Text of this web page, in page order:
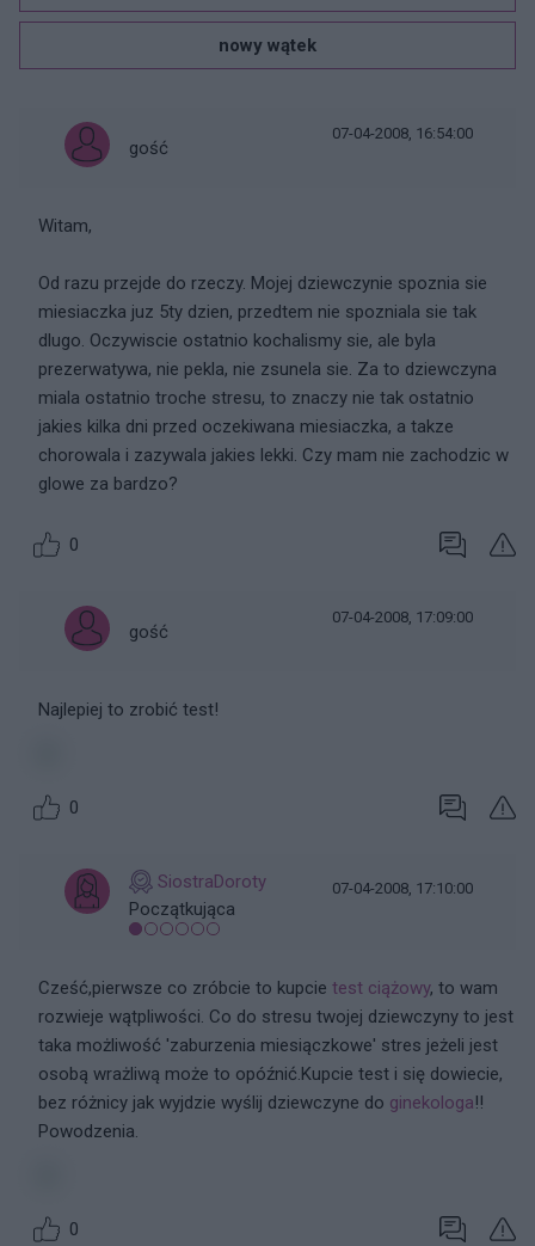
nowy wątek
gość
07-04-2008, 16:54:00
Witam,
Od razu przejde do rzeczy. Mojej dziewczynie spoznia sie
miesiaczka juz 5ty dzien, przedtem nie spozniala sie tak
dlugo. Oczywiscie ostatnio kochalismy sie, ale byla
prezerwatywa, nie pekla, nie zsunela sie. Za to dziewczyna
miala ostatnio troche stresu, to znaczy nie tak ostatnio
jakies kilka dni przed oczekiwana miesiaczka, a takze
chorowala i zazywala jakies lekki. Czy mam nie zachodzic w
glowe za bardzo?
0
gość
07-04-2008, 17:09:00
Najlepiej to zrobić test!
0
SiostraDoroty
Początkująca
07-04-2008, 17:10:00
Cześć,pierwsze co zróbcie to kupcie test ciążowy, to wam
rozwieje wątpliwości. Co do stresu twojej dziewczyny to jest
taka możliwość 'zaburzenia miesiączkowe' stres jeżeli jest
osobą wrażliwą może to opóźnić.Kupcie test i się dowiecie,
bez różnicy jak wyjdzie wyślij dziewczyne do ginekologa!!
Powodzenia.
0